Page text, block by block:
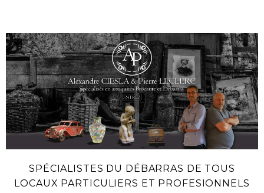
SPÉCIALISTES DU DÉBARRAS DE TOUS
LOCAUX PARTICULIERS ET PROFESIONNELS